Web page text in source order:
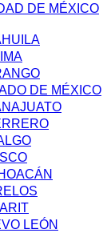
DE MÉXICO
DE MÉXICO
LEÓN